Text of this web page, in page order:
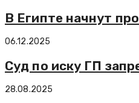
В Египте начнут
06.12.2025
Суд по иску ГП
28.08.2025